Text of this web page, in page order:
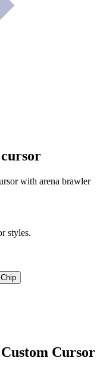
cursor
with arena brawler
styles.
Chip
Cursor